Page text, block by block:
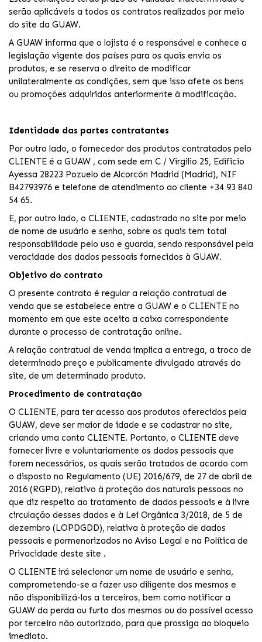
serão aplicáveis a todos os contratos realizados por meio
do site da GUAW.
A GUAW informa que o lojista é o responsável e conhece a
legislação vigente dos países para os quais envia os
produtos, e se reserva o direito de modificar
unilateralmente as condições, sem que isso afete os bens
ou promoções adquiridos anteriormente à modificação.
Identidade das partes contratantes
Por outro lado, o fornecedor dos produtos contratados pelo
CLIENTE é a GUAW , com sede em C / Virgilio 25, Edificio
Ayessa 28223 Pozuelo de Alcorcón Madrid (Madrid), NIF
B42793976 e telefone de atendimento ao cliente +34 93 840
54 65.
E, por outro lado, o CLIENTE, cadastrado no site por meio
de nome de usuário e senha, sobre os quais tem total
responsabilidade pelo uso e guarda, sendo responsável pela
veracidade dos dados pessoais fornecidos à GUAW.
Objetivo do contrato
O presente contrato é regular a relação contratual de
venda que se estabelece entre a GUAW e o CLIENTE no
momento em que este aceita a caixa correspondente
durante o processo de contratação online.
A relação contratual de venda implica a entrega, a troco de
determinado preço e publicamente divulgado através do
site, de um determinado produto.
Procedimento de contratação
O CLIENTE, para ter acesso aos produtos oferecidos pela
GUAW, deve ser maior de idade e se cadastrar no site,
criando uma conta CLIENTE. Portanto, o CLIENTE deve
fornecer livre e voluntariamente os dados pessoais que
forem necessários, os quais serão tratados de acordo com
o disposto no Regulamento (UE) 2016/679, de 27 de abril de
2016 (RGPD), relativo à proteção dos naturais pessoas no
que diz respeito ao tratamento de dados pessoais e à livre
circulação desses dados e à Lei Orgânica 3/2018, de 5 de
dezembro (LOPDGDD), relativa à proteção de dados
pessoais e pormenorizados no Aviso Legal e na Política de
Privacidade deste site .
O CLIENTE irá selecionar um nome de usuário e senha,
comprometendo-se a fazer uso diligente dos mesmos e
não disponibilizá-los a terceiros, bem como notificar a
GUAW da perda ou furto dos mesmos ou do possível acesso
por terceiro não autorizado, para que prossiga ao bloqueio
imediato.